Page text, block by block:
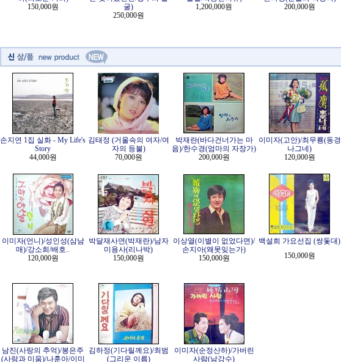
150,000원
굴)
250,000원
1,200,000원
200,000원
손지연 1집 실화 - My Life's
Story
44,000원
김태정 (거울속의 여자/여
자의 등불)
70,000원
박재란(바다건너가는 마
음)/한수경(엄마의 자장가)
200,000원
이미자(고안)/최무룡(동경
나그네)
120,000원
이미자(언니)/성인성(삼남
매)/강소희/배호..
120,000원
박달재사연(박재란)/남자
미용사(리나박)
150,000원
이상열(이별이 없었다면)/
손지아(왜못잊는가)
150,000원
백설희 가요선집 (쌍돛대)
150,000원
남진(사랑의 추억)/봉은주
(사랑과 미움)/나훈아/이미
김하정(기다릴께요)/최범
(그리운 이름)
이미자(순정산하)/가버린
사람(남강수)